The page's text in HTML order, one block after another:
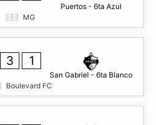
Puertos - 6ta Azul
MG
3 1
San Gabriel - 6ta Blanco
Boulevard FC